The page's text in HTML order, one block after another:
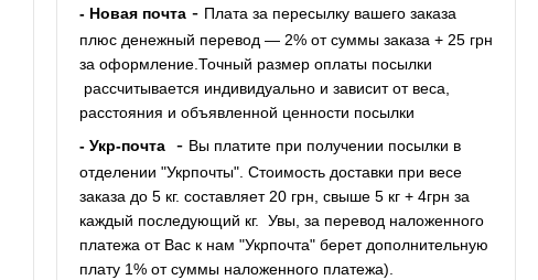
- Новая почта- Плата за пересылку вашего заказа
плюс денежный перевод — 2% от суммы заказа + 25 грн
за оформление.Точный размер оплаты посылки
рассчитывается индивидуально и зависит от веса,
расстояния и объявленной ценности посылки
- Укр-почта- Вы платите при получении посылки в
отделении "Укрпочты". Стоимость доставки при весе
заказа до 5 кг. составляет 20 грн, свыше 5 кг + 4грн за
каждый последующий кг. Увы, за перевод наложенного
платежа от Вас к нам "Укрпочта" берет дополнительную
плату 1% от суммы наложенного платежа).